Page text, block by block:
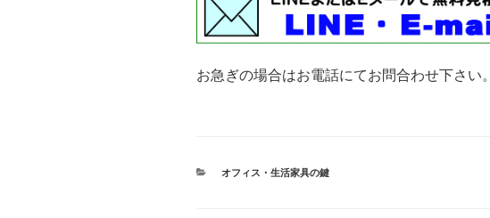
お急ぎの場合はお電話にてお問合わせ下さい。
カ
オフィス・生活家具の鍵